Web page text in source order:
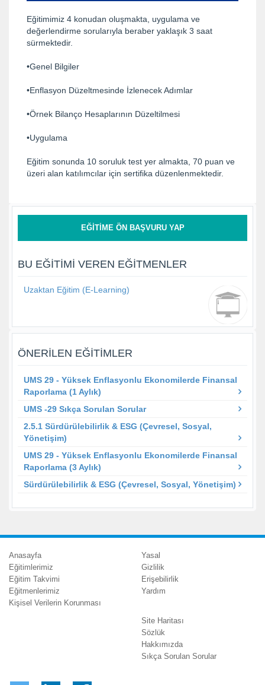
Eğitimimiz 4 konudan oluşmakta, uygulama ve
değerlendirme sorularıyla beraber yaklaşık 3 saat
sürmektedir.
•Genel Bilgiler
•Enflasyon Düzeltmesinde İzlenecek Adımlar
•Örnek Bilanço Hesaplarının Düzeltilmesi
•Uygulama
Eğitim sonunda 10 soruluk test yer almakta, 70 puan ve
üzeri alan katılımcılar için sertifika düzenlenmektedir.
EĞITIME ÖN BAŞVURU YAP
BU EĞITIMI VEREN EĞITMENLER
Uzaktan Eğitim (E-Learning)
ÖNERILEN EĞITIMLER
UMS 29 - Yüksek Enflasyonlu Ekonomilerde Finansal
Raporlama (1 Aylık)
UMS -29 Sıkça Sorulan Sorular
2.5.1 Sürdürülebilirlik & ESG (Çevresel, Sosyal,
Yönetişim)
UMS 29 - Yüksek Enflasyonlu Ekonomilerde Finansal
Raporlama (3 Aylık)
Sürdürülebilirlik & ESG (Çevresel, Sosyal, Yönetişim)
Anasayfa
Eğitimlerimiz
Eğitim Takvimi
Eğitmenlerimiz
Kişisel Verilerin Korunması
Yasal
Gizlilik
Erişebilirlik
Yardım
Site Haritası
Sözlük
Hakkımızda
Sıkça Sorulan Sorular